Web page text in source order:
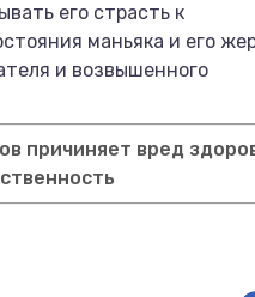
его страсть к
маньяка и его
и возвышенного
причиняет вред